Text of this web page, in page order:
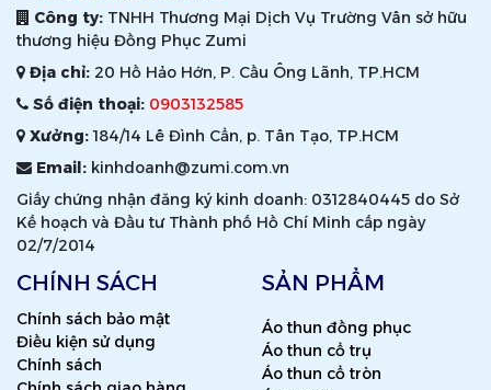
Công ty: TNHH Thương Mại Dịch Vụ Trường Vân sở hữu
thương hiệu Đồng Phục Zumi
Địa chỉ: 20 Hồ Hảo Hớn, P. Cầu Ông Lãnh, TP.HCM
Số điện thoại: 0903132585
Xưởng:184/14 Lê Đình Cẩn, p. Tân Tạo, TP.HCM
Email: kinhdoanh@zumi.com.vn
Giấy chứng nhận đăng ký kinh doanh: 0312840445 do Sở
Kế hoạch và Đầu tư Thành phố Hồ Chí Minh cấp ngày
02/7/2014
CHÍNH SÁCH
Chính sách bảo mật
Điều kiện sử dụng
Chính sách
SẢN PHẨM
Áo thun đồng phục
Áo thun cổ trụ
Áo thun cổ tròn